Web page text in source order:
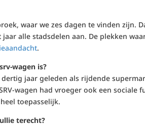
waar we zes dagen te vinden zijn.
alle stadsdelen aan. De plekken
.
wagen is?
dertig jaar geleden als rijdende
wagen had vroeger ook een sociale
toepasselijk.
terecht?